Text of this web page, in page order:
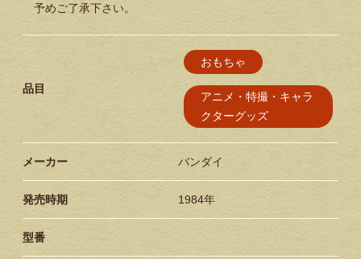
予めご了承下さい。
品目
おもちゃ
アニメ・特撮・キャラ
クターグッズ
メーカー バンダイ
発売時期 1984年
型番